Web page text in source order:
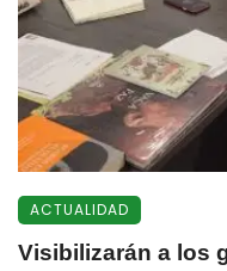
ACTUALIDAD
Visibilizarán a los